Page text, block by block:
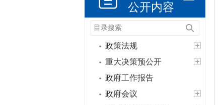
公开内容
政策法规
重大决策预公开
政府工作报告
政府会议